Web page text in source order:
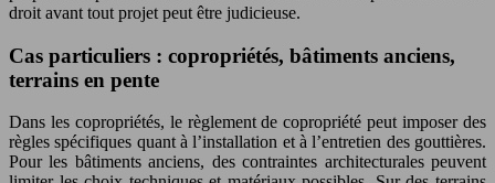
droit avant tout projet peut être judicieuse.
Cas particuliers : copropriétés, bâtiments anciens,
terrains en pente
Dans les copropriétés, le règlement de copropriété peut imposer des
règles spécifiques quant à l’installation et à l’entretien des gouttières.
Pour les bâtiments anciens, des contraintes architecturales peuvent